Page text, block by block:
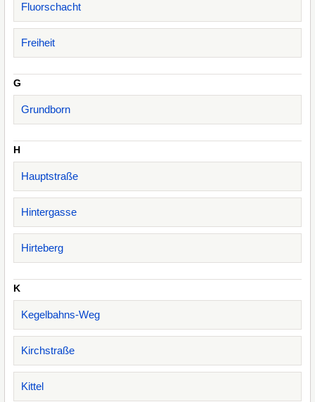
Fluorschacht
Freiheit
G
Grundborn
H
Hauptstraße
Hintergasse
Hirteberg
K
Kegelbahns-Weg
Kirchstraße
Kittel